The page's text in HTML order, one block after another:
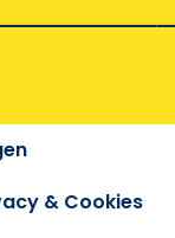
& Cookies